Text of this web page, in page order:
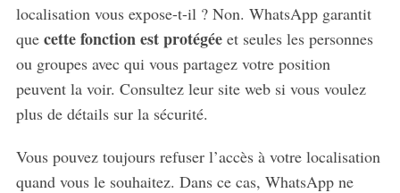
localisation vous expose-t-il ? Non. WhatsApp garantit
que cette fonction est protégéeet seules les personnes
ou groupes avec qui vous partagez votre position
peuvent la voir. Consultez leur site web si vous voulez
plus de détails sur la sécurité.
Vous pouvez toujours refuser l’accès à votre localisation
quand vous le souhaitez. Dans ce cas, WhatsApp ne